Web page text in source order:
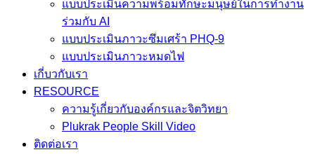
แบบประเมินความพร้อมทักษะมนุษย์ในการทำงาน
ร่วมกับ AI
แบบประเมินภาวะซึมเศร้า PHQ-9
แบบประเมินภาวะหมดไฟ
เกี่บวกับเรา
RESOURCE
ความรู้เกี่ยวกับองค์กรและจิตวิทยา
Plukrak People Skill Video
ติดต่อเรา